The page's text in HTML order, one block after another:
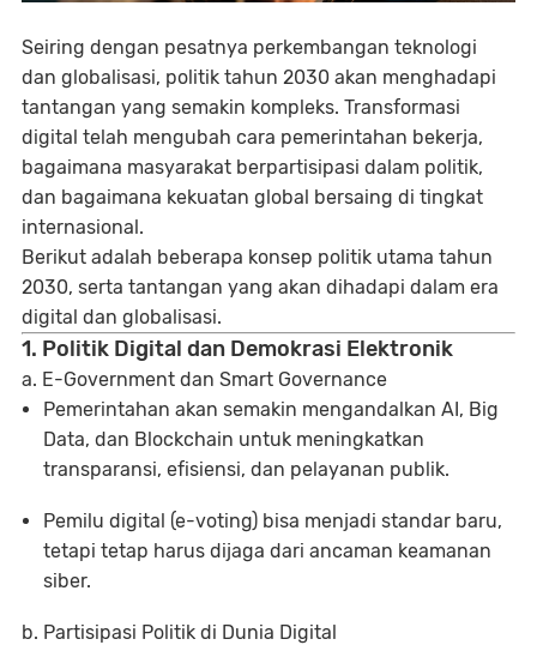
Seiring dengan pesatnya perkembangan teknologi
dan globalisasi, politik tahun 2030 akan menghadapi
tantangan yang semakin kompleks. Transformasi
digital telah mengubah cara pemerintahan bekerja,
bagaimana masyarakat berpartisipasi dalam politik,
dan bagaimana kekuatan global bersaing di tingkat
internasional.
Berikut adalah beberapa konsep politik utama tahun
2030, serta tantangan yang akan dihadapi dalam era
digital dan globalisasi.
1. Politik Digital dan Demokrasi Elektronik
a. E-Government dan Smart Governance
Pemerintahan akan semakin mengandalkan AI, Big
Data, dan Blockchain untuk meningkatkan
transparansi, efisiensi, dan pelayanan publik.
Pemilu digital (e-voting) bisa menjadi standar baru,
tetapi tetap harus dijaga dari ancaman keamanan
siber.
b. Partisipasi Politik di Dunia Digital